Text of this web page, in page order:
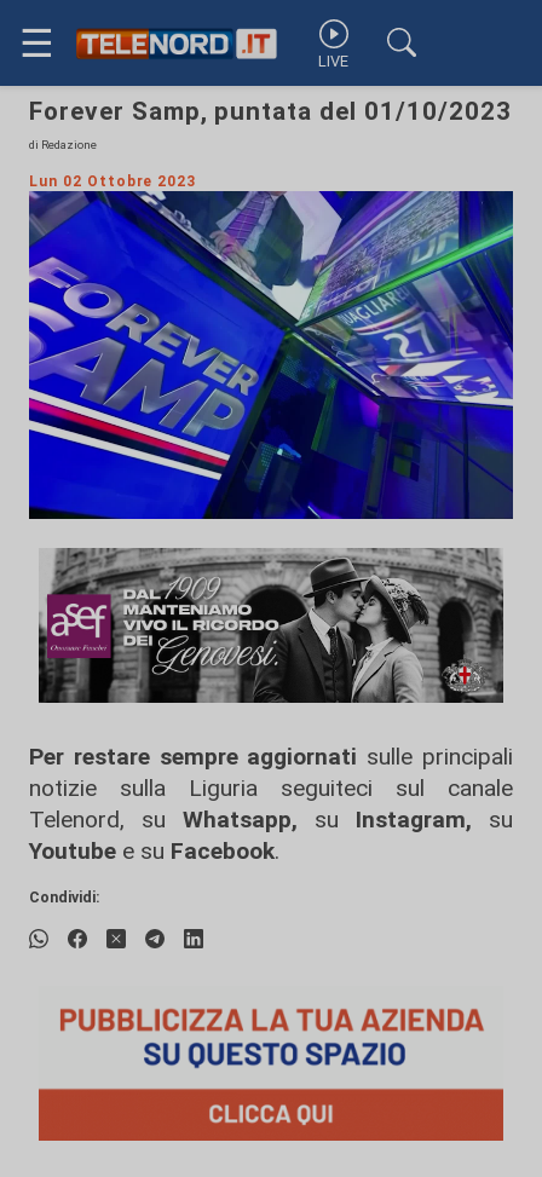
☰ LIVE
Forever Samp, puntata del 01/10/2023
di Redazione
Lun 02 Ottobre 2023
Per restare sempre aggiornati sulle principali
notizie sulla Liguria seguiteci sul canale
Telenord, su
Whatsapp, su Instagram, su
Youtube e su Facebook.
Condividi: